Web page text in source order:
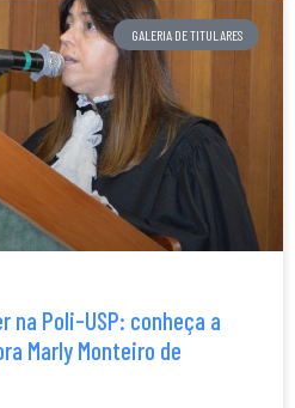
GALERIA DE TITULARES
na Poli-USP: conheça a
Marly Monteiro de